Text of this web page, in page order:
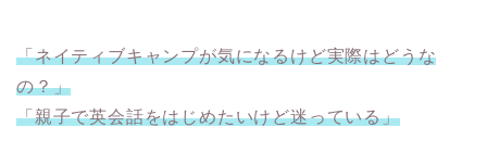
「ネイティブキャンプが気になるけど実際はどうな
の？」
「親子で英会話をはじめたいけど迷っている」